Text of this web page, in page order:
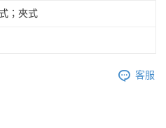
；夾式
客服